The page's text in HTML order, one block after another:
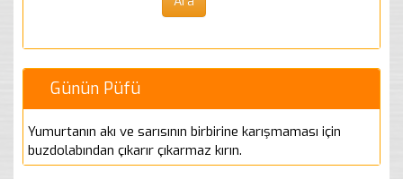
Günün Püfü
Yumurtanın akı ve sarısının birbirine karışmaması için
buzdolabından çıkarır çıkarmaz kırın.